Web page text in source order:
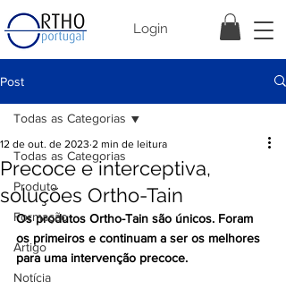
Login
Post
Todas as Categorias
Produto
Formação
Artigo
Notícia
Todas as Categorias
Precoce e interceptiva,
soluções Ortho-Tain
12 de out. de 2023 2 min de leitura
Os produtos Ortho-Tain são únicos. Foram
os primeiros e continuam a ser os melhores
para uma intervenção precoce.